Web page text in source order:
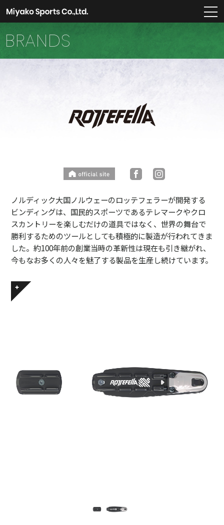
BRANDS
ノルディック大国ノルウェーのロッテフェラーが開発する
ビンディングは、国民的スポーツであるテレマークやクロ
スカントリーを楽しむだけの道具ではなく、世界の舞台で
勝利するためのツールとしても積極的に製造が行われてきま
した。約100年前の創業当時の革新性は現在も引き継がれ、
今もなお多くの人々を魅了する製品を生産し続けています。